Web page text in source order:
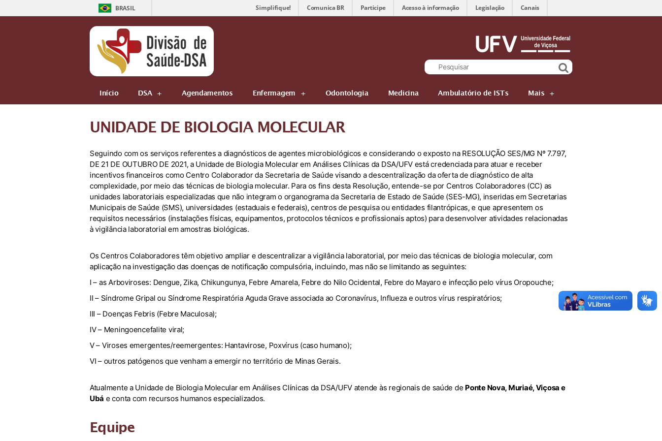
BRASIL Simplifique! Comunica BR Participe Acesso à informação Legislação Canais
Início DSA Agendamentos Enfermagem Odontologia Medicina Ambulatório de ISTs Mais
UNIDADE DE BIOLOGIA MOLECULAR
Seguindo com os serviços referentes a diagnósticos de agentes microbiológicos e considerando o exposto na RESOLUÇÃO SES/MG Nº 7.797,
DE 21 DE OUTUBRO DE 2021, a Unidade de Biologia Molecular em Análises Clínicas da DSA/UFV está credenciada para atuar e receber
incentivos financeiros como Centro Colaborador da Secretaria de Saúde visando a descentralização da oferta de diagnóstico de alta
complexidade, por meio das técnicas de biologia molecular. Para os fins desta Resolução, entende-se por Centros Colaboradores (CC) as
unidades laboratoriais especializadas que não integram o organograma da Secretaria de Estado de Saúde (SES-MG), inseridas em Secretarias
Municipais de Saúde (SMS), universidades (estaduais e federais), centros de pesquisa ou entidades filantrópicas, e que apresentem os
requisitos necessários (instalações físicas, equipamentos, protocolos técnicos e profissionais aptos) para desenvolver atividades relacionadas
à vigilância laboratorial em amostras biológicas.
Os Centros Colaboradores têm objetivo ampliar e descentralizar a vigilância laboratorial, por meio das técnicas de biologia molecular, com
aplicação na investigação das doenças de notificação compulsória, incluindo, mas não se limitando as seguintes:
I – as Arboviroses: Dengue, Zika, Chikungunya, Febre Amarela, Febre do Nilo Ocidental, Febre do Mayaro e infecção pelo vírus Oropouche;
II – Síndrome Gripal ou Síndrome Respiratória Aguda Grave associada ao Coronavírus, Influeza e outros vírus respiratórios;
III – Doenças Febris (Febre Maculosa);
IV – Meningoencefalite viral;
V – Viroses emergentes/reemergentes: Hantavirose, Poxvírus (caso humano);
VI – outros patógenos que venham a emergir no território de Minas Gerais.
Atualmente a Unidade de Biologia Molecular em Análises Clínicas da DSA/UFV atende às regionais de saúde de Ponte Nova, Muriaé, Viçosa e
Ubá e conta com recursos humanos especializados.
Equipe